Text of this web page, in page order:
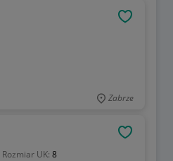
Zabrze
Rozmiar UK: 8